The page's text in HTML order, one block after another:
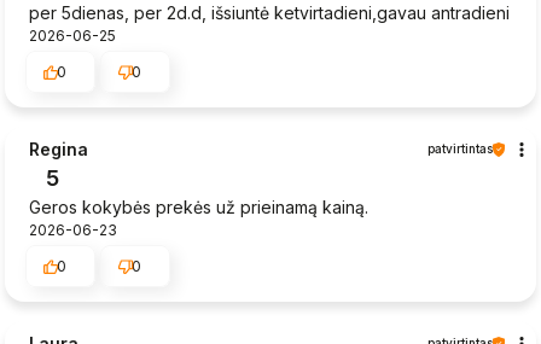
per 5dienas, per 2d.d, išsiuntė ketvirtadieni,gavau antradieni
2026-06-25
0
0
Regina patvirtintas
5
Geros kokybės prekės už prieinamą kainą.
2026-06-23
0
0